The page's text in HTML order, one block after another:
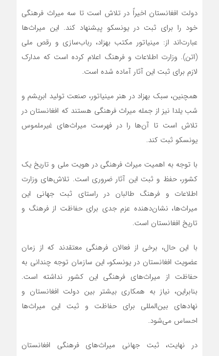
دولت افغانستان اخیراً در تلاش است تا سه میراث فرهنگی
خود را برای ثبت در یونسکو پیشنهاد کند. این میراث‌ها
عبارت‌اند از: مینیاتور مکتب بهزاد، رباب‌سازی و رقص ملی
(اتن). وزارت اطلاعات و فرهنگ اعلام کرده است که مدارک
لازم برای ثبت این آثار آماده شده است.
همچنین، سبک بهزاد در هنر مینیاتور، صنعت تولید ابریشم و
شب یلدا نیز از جمله میراث فرهنگی هستند که افغانستان در
تلاش است تا آن‌ها را در فهرست میراث‌های غیرملموس
یونسکو ثبت کند.
با توجه به اهمیت میراث فرهنگی در هویت ملی و تاریخ یک
کشور، حفظ و ثبت این آثار ضروری است. تلاش‌های وزارت
اطلاعات و فرهنگ طالبان در راستای ثبت جهانی این
میراث‌ها، نشان‌دهنده عزم جدی برای حفاظت از فرهنگ و
تاریخ افغانستان است.
با این حال، برخی از فعالان فرهنگی معتقدند که از زمان
عضویت افغانستان در یونسکو، این سازمان توجه چندانی به
حفاظت از میراث‌های فرهنگی این کشور نداشته است.
بنابراین، نیاز به همکاری بیشتر بین دولت افغانستان و
نهادهای بین‌المللی برای حفاظت و ثبت این میراث‌ها
احساس می‌شود.
در نهایت، ثبت جهانی میراث‌های فرهنگی افغانستان